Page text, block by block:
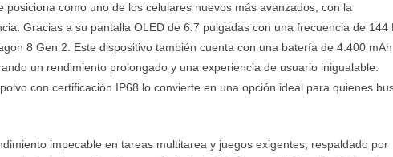
posiciona como uno de los celulares nuevos más avanzados, con la
Gracias a su pantalla OLED de 6.7 pulgadas con una frecuencia de 144
8 Gen 2. Este dispositivo también cuenta con una batería de 4.400 mAh
un rendimiento prolongado y una experiencia de usuario inigualable.
con certificación IP68 lo convierte en una opción ideal para quienes
impecable en tareas multitarea y juegos exigentes, respaldado por